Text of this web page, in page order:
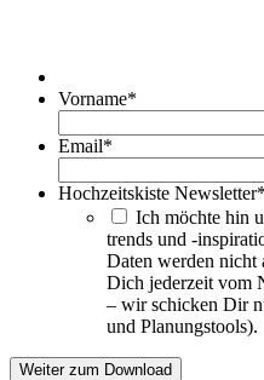
Vorname*
Email*
Hochzeitskiste Newsletter*
Ich möchte hin
trends und -
Daten werden nicht
Dich jederzeit vom
– wir schicken Dir
und Planungstools).
Weiter zum Download